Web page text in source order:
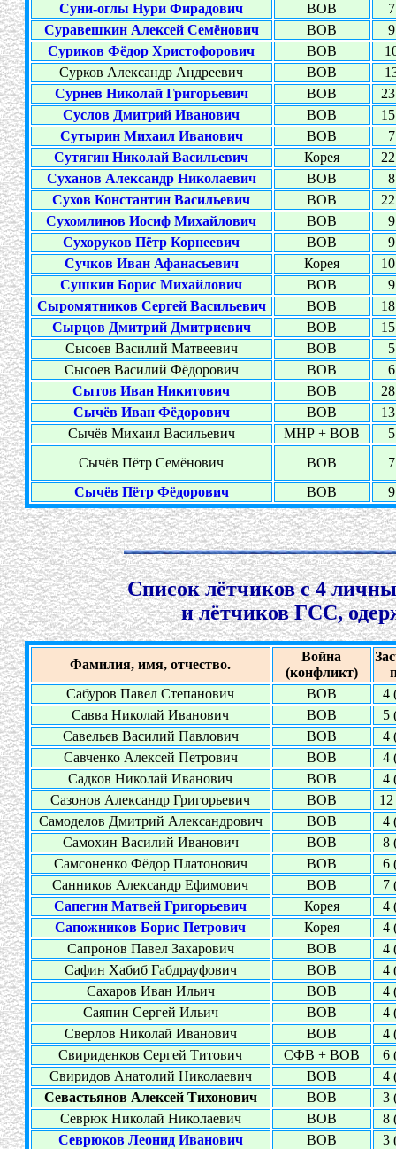
Суни-оглы Нури Фирадович
ВОВ
Суравешкин Алексей Семёнович
ВОВ
Суриков Фёдор Христофорович
ВОВ
Сурков Александр Андреевич
ВОВ
Сурнев Николай Григорьевич
ВОВ
Суслов Дмитрий Иванович
ВОВ
Сутырин Михаил Иванович
ВОВ
Сутягин Николай Васильевич
Корея
Суханов Александр Николаевич
ВОВ
Сухов Константин Васильевич
ВОВ
Сухомлинов Иосиф Михайлович
ВОВ
Сухоруков Пётр Корнеевич
ВОВ
Сучков Иван Афанасьевич
Корея
Сушкин Борис Михайлович
ВОВ
Сыромятников Сергей Васильевич
ВОВ
Сырцов Дмитрий Дмитриевич
ВОВ
Сысоев Василий Матвеевич
ВОВ
Сысоев Василий Фёдорович
ВОВ
Сытов Иван Никитович
ВОВ
Сычёв Иван Фёдорович
ВОВ
Сычёв Михаил Васильевич
МНР + ВОВ
Сычёв Пётр Семёнович
ВОВ
Сычёв Пётр Фёдорович
ВОВ
Список лётчиков с 4
и лётчиков ГСС,
Фамилия, имя, отчество.
Война
(конфликт)
Сабуров Павел Степанович
ВОВ
4
Савва Николай Иванович
ВОВ
5
Савельев Василий Павлович
ВОВ
4
Савченко Алексей Петрович
ВОВ
4
Садков Николай Иванович
ВОВ
4
Сазонов Александр Григорьевич
ВОВ
Самоделов Дмитрий Александрович
ВОВ
4
Самохин Василий Иванович
ВОВ
8
Самсоненко Фёдор Платонович
ВОВ
6
Санников Александр Ефимович
ВОВ
7
Сапегин Матвей Григорьевич
Корея
4
Сапожников Борис Петрович
Корея
4
Сапронов Павел Захарович
ВОВ
4
Сафин Хабиб Габдрауфович
ВОВ
4
Сахаров Иван Ильич
ВОВ
4
Саяпин Сергей Ильич
ВОВ
4
Сверлов Николай Иванович
ВОВ
4
Свириденков Сергей Титович
СФВ + ВОВ
6
Свиридов Анатолий Николаевич
ВОВ
4
Севастьянов Алексей Тихонович
ВОВ
3
Севрюк Николай Николаевич
ВОВ
8
Севрюков Леонид Иванович
ВОВ
3